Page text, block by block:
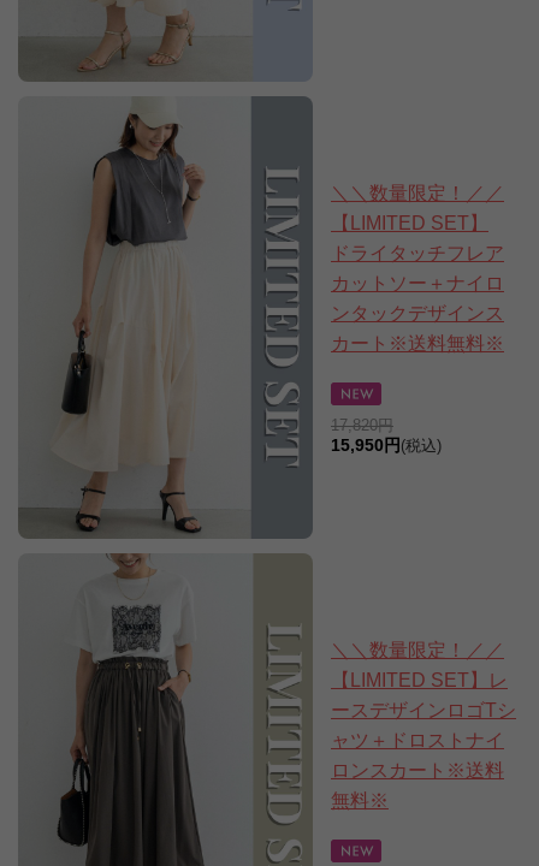
＼＼数量限定！／／
【LIMITED SET】
ドライタッチフレア
カットソー＋ナイロ
ンタックデザインス
カート※送料無料※
17,820円
15,950円 (税込)
＼＼数量限定！／／
【LIMITED SET】レ
ースデザインロゴTシ
ャツ＋ドロストナイ
ロンスカート※送料
無料※